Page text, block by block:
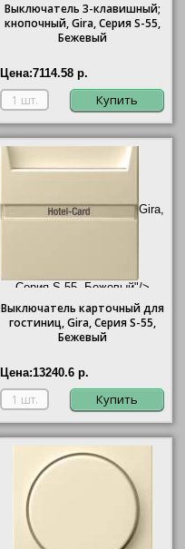
Выключатель 3-клавишный;
кнопочный,Gira, Серия S-55,
Бежевый
Цена:7114.58 р.
Купить
Gira,
Серия S-55, Бежевый"/>
Выключатель карточный для
гостиниц,Gira, Серия S-55,
Бежевый
Цена:13240.6 р.
Купить